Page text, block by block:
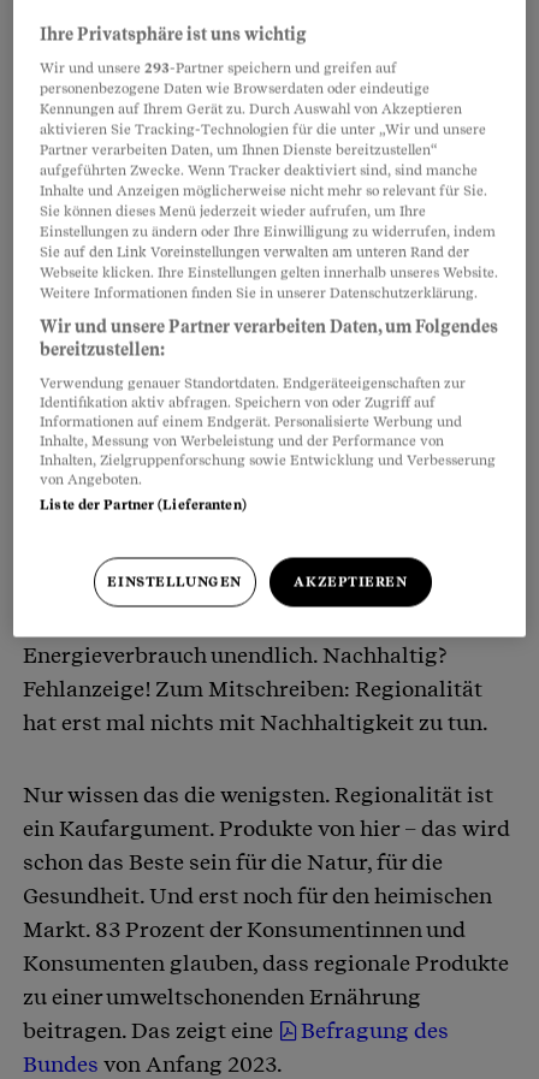
Garten. Nach Rüebli vom Feld des Bauern am
Ende der Strasse. Was kann falsch daran sein,
regionale Produkte zu kaufen, um etwas für die
Umwelt zu tun?
Partnerinhalte
Einiges. Denn regional sind auch die Tomaten
Energieverbrauch unendlich. Nachhaltig?
Fehlanzeige! Zum Mitschreiben: Regionalität
hat erst mal nichts mit Nachhaltigkeit zu tun.
Nur wissen das die wenigsten. Regionalität ist
ein Kaufargument. Produkte von hier – das wird
schon das Beste sein für die Natur, für die
Gesundheit. Und erst noch für den heimischen
Markt. 83 Prozent der Konsumentinnen und
Konsumenten glauben, dass regionale Produkte
zu einer umweltschonenden Ernährung
beitragen. Das zeigt eine
Befragung des
Bundes von Anfang 2023.
Ihre Privatsphäre ist uns wichtig
Wir und unsere293-Partner speichern und greifen auf
personenbezogene Daten wie Browserdaten oder eindeutige
Kennungen auf Ihrem Gerät zu. Durch Auswahl von Akzeptieren
aktivieren Sie Tracking-Technologien für die unter „Wir und unsere
Partner verarbeiten Daten, um Ihnen Dienste bereitzustellen“
aufgeführten Zwecke. Wenn Tracker deaktiviert sind, sind manche
Inhalte und Anzeigen möglicherweise nicht mehr so relevant für Sie.
Sie können dieses Menü jederzeit wieder aufrufen, um Ihre
Einstellungen zu ändern oder Ihre Einwilligung zu widerrufen, indem
Sie auf den Link Voreinstellungen verwalten am unteren Rand der
Webseite klicken. Ihre Einstellungen gelten innerhalb unseres Website.
Weitere Informationen finden Sie in unserer Datenschutzerklärung.
Wir und unsere Partner verarbeiten Daten, um Folgendes
bereitzustellen:
Verwendung genauer Standortdaten. Endgeräteeigenschaften zur
Identifikation aktiv abfragen. Speichern von oder Zugriff auf
Informationen auf einem Endgerät. Personalisierte Werbung und
Inhalte, Messung von Werbeleistung und der Performance von
Inhalten, Zielgruppenforschung sowie Entwicklung und Verbesserung
von Angeboten.
Liste der Partner (Lieferanten)
EINSTELLUNGEN AKZEPTIEREN